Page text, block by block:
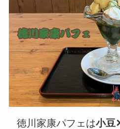
徳川家康パフェは小豆